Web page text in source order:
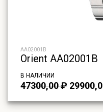
AA02001B
Orient AA02001B
В НАЛИЧИИ
47300,00₽